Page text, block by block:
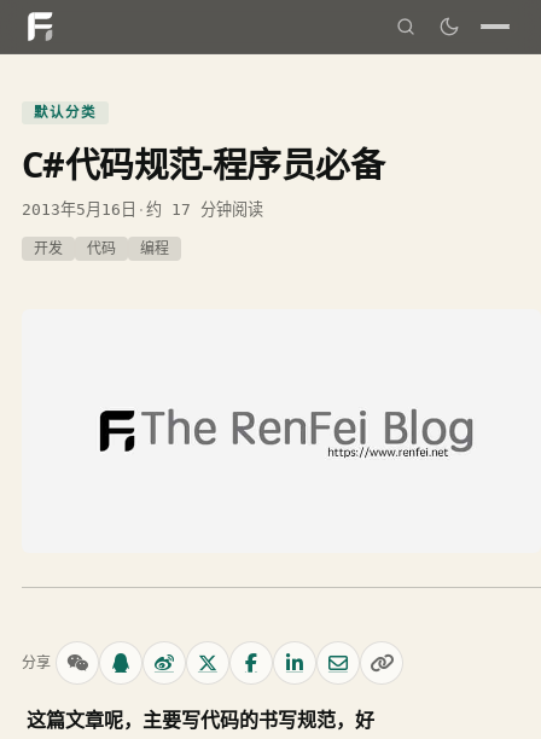
默认分类
C#代码规范-程序员必备
2013年5月16日 · 约 17 分钟阅读
开发 代码 编程
分享
这篇文章呢，主要写代码的书写规范，好